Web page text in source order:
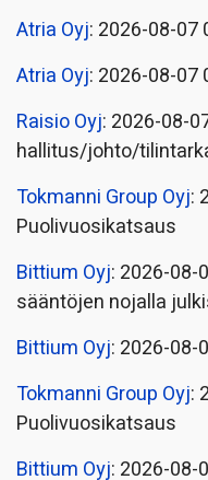
Atria Oyj: 2026-08-07
Atria Oyj: 2026-08-07
Raisio Oyj: 2026-08-
hallitus/johto/
Tokmanni Group Oyj:
Puolivuosikatsaus
Bittium Oyj: 2026-08-
sääntöjen nojalla
Bittium Oyj: 2026-08-
Tokmanni Group Oyj:
Puolivuosikatsaus
Bittium Oyj: 2026-08-